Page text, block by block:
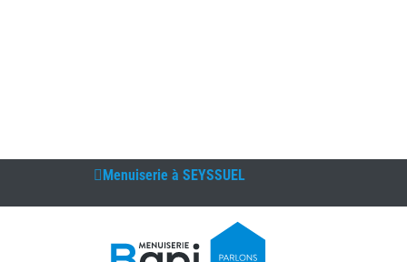
Menuiserie à SEYSSUEL